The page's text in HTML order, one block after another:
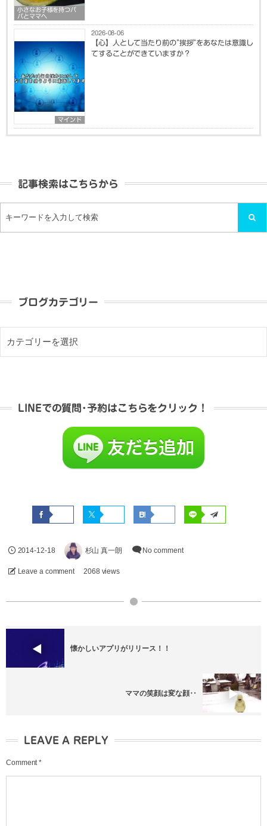
小さなお子様を持つパ
パとママへ
マインド
2026-08-06
【心】人として当たり前の”挨拶”をあなたは意識し
てすることができていますか？
記事検索はこちらから
ブログカテゴリー
LINEでの質問･予約はこちらをクリック！
2014-12-18 杉山 真一朗 No comment
Leave a comment 2068 views
懐かしいアプリがリリース！！
ママの笑顔は変な顔‥
LEAVE A REPLY
Comment *